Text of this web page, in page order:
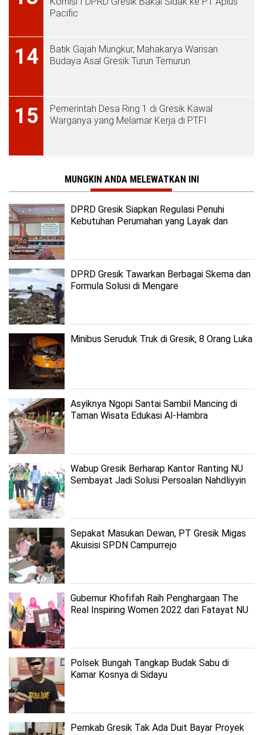
Pacific
14
Batik Gajah Mungkur, Mahakarya Warisan
Budaya Asal Gresik Turun Temurun
15
Pemerintah Desa Ring 1 di Gresik Kawal
Warganya yang Melamar Kerja di PTFI
MUNGKIN ANDA MELEWATKAN INI
DPRD Gresik Siapkan Regulasi Penuhi
Kebutuhan Perumahan yang Layak dan
DPRD Gresik Tawarkan Berbagai Skema dan
Formula Solusi di Mengare
Minibus Seruduk Truk di Gresik, 8 Orang Luka
Asyiknya Ngopi Santai Sambil Mancing di
Taman Wisata Edukasi Al-Hambra
Wabup Gresik Berharap Kantor Ranting NU
Sembayat Jadi Solusi Persoalan Nahdliyyin
Sepakat Masukan Dewan, PT Gresik Migas
Akuisisi SPDN Campurrejo
Gubernur Khofifah Raih Penghargaan The
Real Inspiring Women 2022 dari Fatayat NU
Polsek Bungah Tangkap Budak Sabu di
Kamar Kosnya di Sidayu
Pemkab Gresik Tak Ada Duit Bayar Proyek